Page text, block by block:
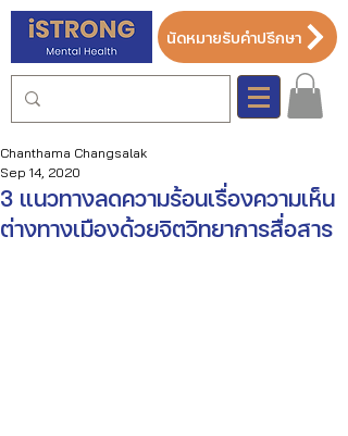
นัดหมายรับคำปรึกษา
3 แนวทางลดความร้อนเรื่องความเห็น
ต่างทางเมืองด้วยจิตวิทยาการสื่อสาร
Chanthama Changsalak
Sep 14, 2020